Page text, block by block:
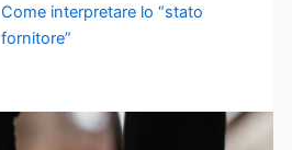
Come interpretare lo “stato
fornitore”